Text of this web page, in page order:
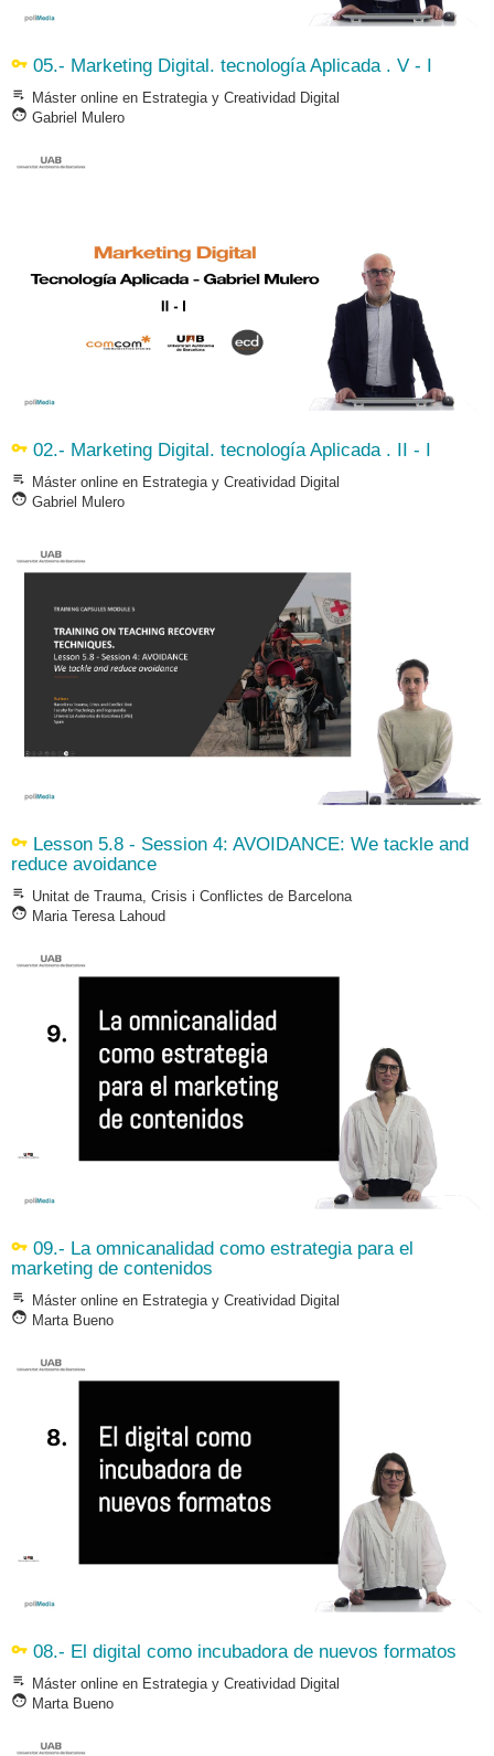
vpn_key 05.- Marketing Digital. tecnología Aplicada . V - I
playlist_play Máster online en Estrategia y Creatividad Digital
face Gabriel Mulero
vpn_key 02.- Marketing Digital. tecnología Aplicada . II - I
playlist_play Máster online en Estrategia y Creatividad Digital
face Gabriel Mulero
vpn_key Lesson 5.8 - Session 4: AVOIDANCE: We tackle and
reduce avoidance
playlist_play Unitat de Trauma, Crisis i Conflictes de Barcelona
face Maria Teresa Lahoud
vpn_key 09.- La omnicanalidad como estrategia para el
marketing de contenidos
playlist_play Máster online en Estrategia y Creatividad Digital
face Marta Bueno
vpn_key 08.- El digital como incubadora de nuevos formatos
playlist_play Máster online en Estrategia y Creatividad Digital
face Marta Bueno